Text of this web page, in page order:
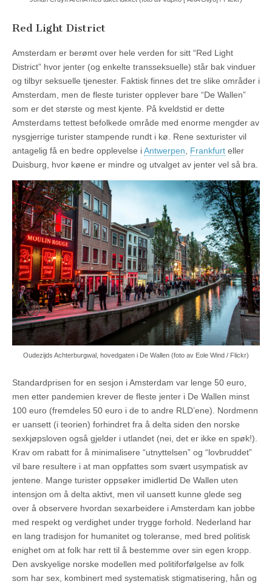
Red Light District
Amsterdam er berømt over hele verden for sitt “Red Light
District” hvor jenter (og enkelte transseksuelle) står bak vinduer
og tilbyr seksuelle tjenester. Faktisk finnes det tre slike områder i
Amsterdam, men de fleste turister opplever bare “De Wallen”
som er det største og mest kjente. På kveldstid er dette
Amsterdams tettest befolkede område med enorme mengder av
nysgjerrige turister stampende rundt i kø. Rene sexturister vil
antagelig få en bedre opplevelse iAntwerpen, Frankfurt eller
Duisburg, hvor køene er mindre og utvalget av jenter vel så bra.
Oudezijds Achterburgwal, hovedgaten i De Wallen (foto av Eole Wind / Flickr)
Standardprisen for en sesjon i Amsterdam var lenge 50 euro,
men etter pandemien krever de fleste jenter i De Wallen minst
100 euro (fremdeles 50 euro i de to andre RLD’ene). Nordmenn
er uansett (i teorien) forhindret fra å delta siden den norske
sexkjøpsloven også gjelder i utlandet (nei, det er ikke en spøk!).
Krav om rabatt for å minimalisere “utnyttelsen” og “lovbruddet”
vil bare resultere i at man oppfattes som svært usympatisk av
jentene. Mange turister oppsøker imidlertid De Wallen uten
intensjon om å delta aktivt, men vil uansett kunne glede seg
over å observere hvordan sexarbeidere i Amsterdam kan jobbe
med respekt og verdighet under trygge forhold. Nederland har
en lang tradisjon for humanitet og toleranse, med bred politisk
enighet om at folk har rett til å bestemme over sin egen kropp.
Den avskyelige norske modellen med politiforfølgelse av folk
som har sex, kombinert med systematisk stigmatisering, hån og